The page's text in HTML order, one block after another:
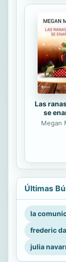
Las
se
Megan
Últimas
la
frederic
julia